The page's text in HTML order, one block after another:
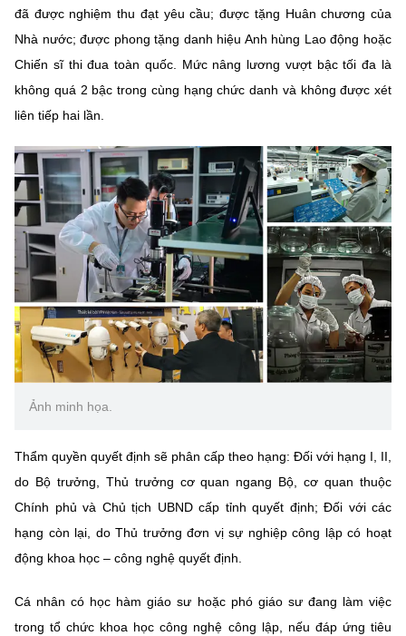
Cơ quan chủ quản: Bộ Khoa học và Công nghệ (MST)
Chịu trách nhiệm nội dung: Nguyễn Thị Hải Hằng
Giám đốc Trung tâm Truyền thông Khoa học và Công nghệ.
Liên hệ
Điện thoại: 024 3936 9506
Email: stc@mst.gov.vn
©2026 Bản quyền thuộc Bộ Khoa Học và Công Nghệ
(Ghi rõ nguồn "https://mst.gov.vn" khi phát hành lại thông tin từ
website này)
đã được nghiệm thu đạt yêu cầu; được tặng Huân chương của
Nhà nước; được phong tặng danh hiệu Anh hùng Lao động hoặc
Chiến sĩ thi đua toàn quốc. Mức nâng lương vượt bậc tối đa là
không quá 2 bậc trong cùng hạng chức danh và không được xét
liên tiếp hai lần.
Ảnh minh họa.
Thẩm quyền quyết định sẽ phân cấp theo hạng: Đối với hạng I, II,
do Bộ trưởng, Thủ trưởng cơ quan ngang Bộ, cơ quan thuộc
Chính phủ và Chủ tịch UBND cấp tỉnh quyết định; Đối với các
hạng còn lại, do Thủ trưởng đơn vị sự nghiệp công lập có hoạt
động khoa học – công nghệ quyết định.
Cá nhân có học hàm giáo sư hoặc phó giáo sư đang làm việc
trong tổ chức khoa học công nghệ công lập, nếu đáp ứng tiêu